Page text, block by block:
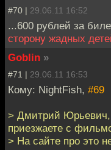
#70 | 29.06.11 16:52
...600 рублей за
сторону жадных
Goblin »
#71 | 29.06.11 16:53
Кому: NightFish, #69
> Дмитрий
приезжаете с
> На сайте про это